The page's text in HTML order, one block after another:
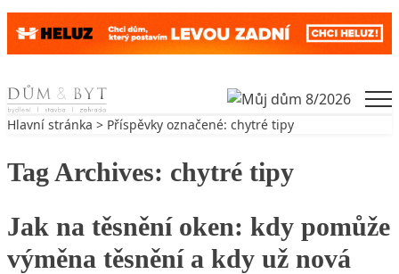
Skip to content
Hlavní stránka > Příspěvky označené: chytré tipy
Tag Archives: chytré tipy
Jak na těsnění oken: kdy pomůže
výměna těsnění a kdy už nová